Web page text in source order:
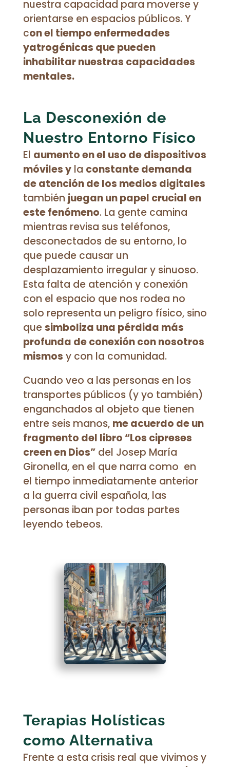
nuestra capacidad para moverse y
orientarse en espacios públicos. Y
con el tiempo enfermedades
yatrogénicas que pueden
inhabilitar nuestras capacidades
mentales.
La Desconexión de
Nuestro Entorno Físico
El aumento en el uso de dispositivos
móviles yla constante demanda
de atención de los medios digitales
también juegan un papel crucial en
este fenómeno. La gente camina
mientras revisa sus teléfonos,
desconectados de su entorno, lo
que puede causar un
desplazamiento irregular y sinuoso.
Esta falta de atención y conexión
con el espacio que nos rodea no
solo representa un peligro físico, sino
quesimboliza una pérdida más
profunda de conexión con nosotros
mismos y con la comunidad.
Cuando veo a las personas en los
transportes públicos (y yo también)
enganchados al objeto que tienen
entre seis manos, me acuerdo de un
fragmento del libro “Los cipreses
creen en Dios”del Josep María
Gironella, en el que narra como en
el tiempo inmediatamente anterior
a la guerra civil española, las
personas iban por todas partes
leyendo tebeos.
Terapias Holísticas
como Alternativa
Frente a esta crisis real que vivimos y